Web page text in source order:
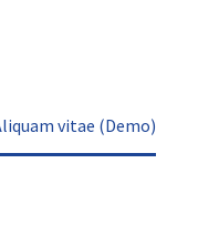
vitae (Demo)